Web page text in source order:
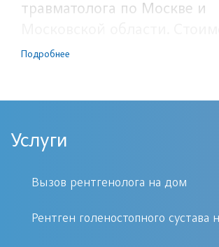
травматолога по Москве и
услуги —
Рентген на дому является
удобной услугой
оказать помощь тем
посещения клиники.
Подробнее
Услуги
Вызов рентгенолога на дом
Рентген голеностопного сустава